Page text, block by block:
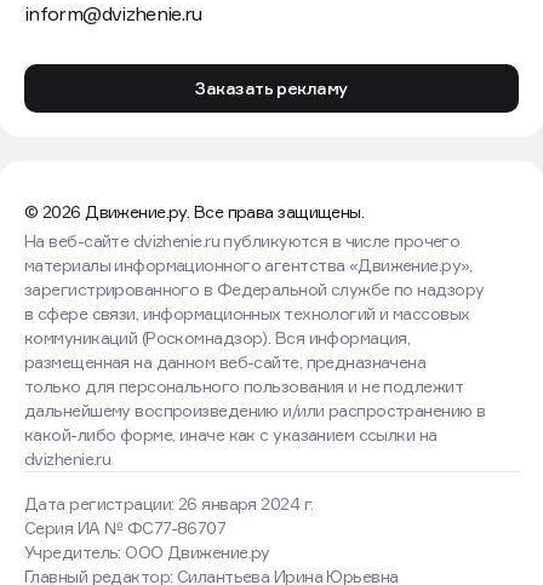
inform@dvizhenie.ru
Заказать рекламу
© 2026 Движение.ру. Все права защищены.
Дата регистрации: 26 января 2024 г.
Серия ИА № ФС77-86707
Учредитель: ООО Движение.ру
Главный редактор: Силантьева Ирина Юрьевна
На веб-сайте dvizhenie.ru публикуются в числе прочего
материалы информационного агентства «Движение.ру»,
зарегистрированного в Федеральной службе по надзору
в сфере связи, информационных технологий и массовых
коммуникаций (Роскомнадзор). Вся информация,
размещенная на данном веб-сайте, предназначена
только для персонального пользования и не подлежит
дальнейшему воспроизведению и/или распространению в
какой-либо форме, иначе как с указанием ссылки на
dvizhenie.ru